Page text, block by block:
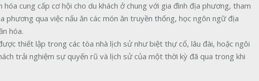
hóa cung cấp cơ hội cho du khách ở chung với gia đình địa phương, tham
phương qua việc nấu ăn các món ăn truyền thống, học ngôn ngữ địa
hóa.
thiết lập trong các tòa nhà lịch sử như biệt thự cổ, lâu đài, hoặc ngôi
trải nghiệm sự quyến rũ và lịch sử của một thời kỳ đã qua trong khi